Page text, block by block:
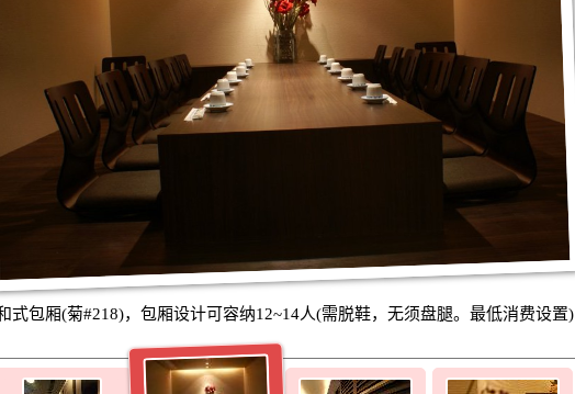
式包厢(菊#218)，包厢设计可容纳12~14人(需脱鞋，无须盘腿。最低消费设置)